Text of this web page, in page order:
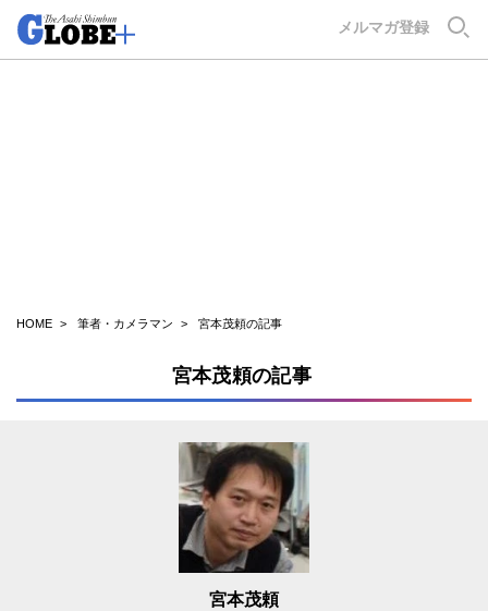
メルマガ登録
HOME 筆者・カメラマン 宮本茂頼の記事
宮本茂頼の記事
宮本茂頼